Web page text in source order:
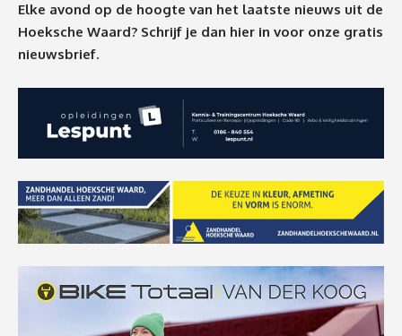
Elke avond op de hoogte van het laatste nieuws uit de
Hoeksche Waard? Schrijf je dan hier in voor onze gratis
nieuwsbrief.